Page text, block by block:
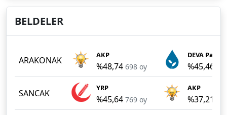
BELDELER
ARAKONAK AKP
%48,74 698 oy
DEVA Partisi
%45,46
SANCAK YRP
%45,64 769 oy
AKP
%37,21